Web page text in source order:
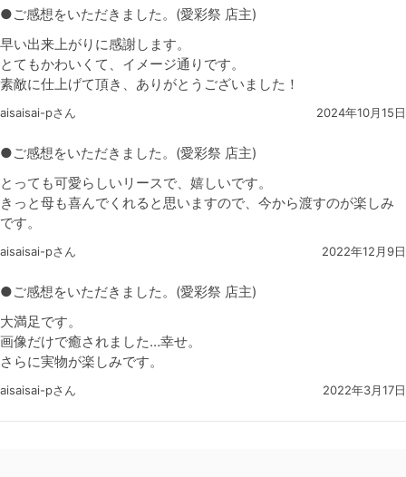
●ご感想をいただきました。(愛彩祭 店主)
早い出来上がりに感謝します。
とてもかわいくて、イメージ通りです。
素敵に仕上げて頂き、ありがとうございました！
aisaisai-pさん 2024年10月15日
●ご感想をいただきました。(愛彩祭 店主)
とっても可愛らしいリースで、嬉しいです。
きっと母も喜んでくれると思いますので、今から渡すのが楽しみ
です。
aisaisai-pさん 2022年12月9日
●ご感想をいただきました。(愛彩祭 店主)
大満足です。
画像だけで癒されました…幸せ。
さらに実物が楽しみです。
aisaisai-pさん 2022年3月17日